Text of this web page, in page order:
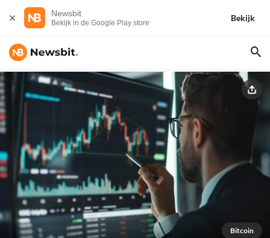
Newsbit
Bekijk in de Google Play store
Bekijk
Bitcoin